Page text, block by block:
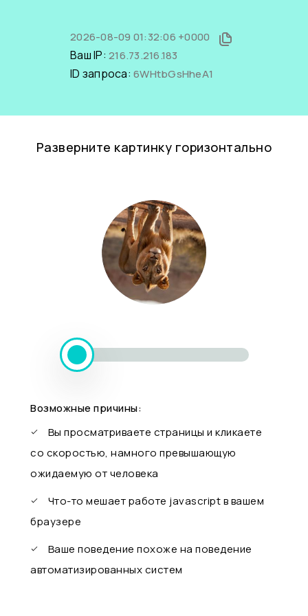
2026-08-09 01:32:06 +0000
Ваш IP: 216.73.216.183
ID запроса: 6WHtbGsHheA1
Разверните картинку горизонтально
Возможные причины:
Вы просматриваете страницы и кликаете
со скоростью, намного превышающую
ожидаемую от человека
Что-то мешает работе javascript в вашем
браузере
Ваше поведение похоже на поведение
автоматизированных систем